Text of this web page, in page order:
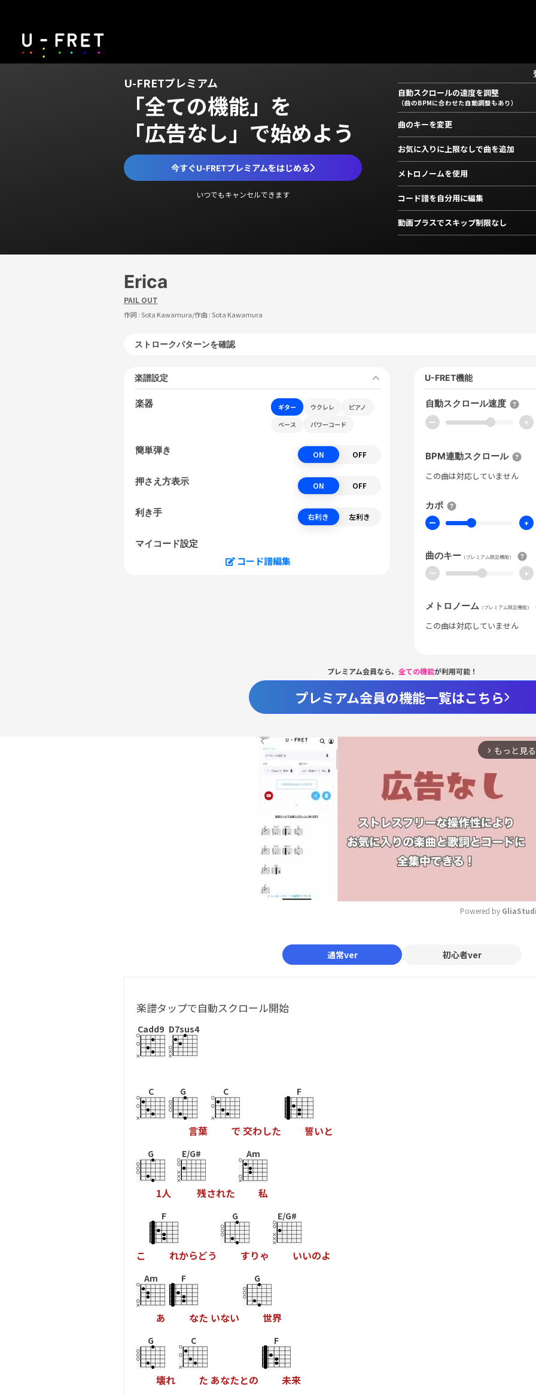
U-FRETプレミアム
「全ての機能」を
「広告なし」で始めよう
今すぐU-FRETプレミアムをはじめる
いつでもキャンセルできます
自動スクロールの速度を調整
（曲のBPMに合わせた自動調整もあり）
曲のキーを変更
お気に入りに上限なしで曲を追加
メトロノームを使用
コード譜を自分用に編集
動画プラスでスキップ制限なし
Erica
PAIL OUT
作詞 :Sota Kawamura/作曲 :Sota Kawamura
ストロークパターンを確認
楽譜設定
楽器 ギター ウクレレ
ピアノ
ベース
パワーコード
簡単弾き ON OFF
押さえ方表示 ON OFF
利き手 右利き 左利き
マイコード設定
コード譜編集
U-FRET機能
自動スクロール速度
ー +
BPM連動スクロール
この曲は対応していません
カポ
ー +
曲のキー （プレミアム限定機能）
ー +
メトロノーム （プレミアム限定機能）
この曲は対応していません
プレミアム会員なら、 全ての機能が利用可能！
プレミアム会員の機能一覧はこちら
arrow_forward_ios もっと見る
Powered by
通常ver 初心者ver
楽譜タップで自動スクロール開始
Cadd9 D7sus4
C G
言葉
C
で 交わした
F
誓いと
G
1人
E/G#
残された
Am
私
こ
F
れからどう
G
すり ゃ
E/G#
いいのよ
Am
あ
F
なた いない
G
世界
G
壊れ
C
た あなたとの
F
未来